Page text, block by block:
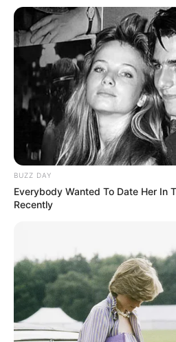
This Trick Will Give You An
A Giant Columbian Anaconda
Camera!
BUZZ DAY
BUZZ DAY
Everybody Wanted To Date Her In
Recently